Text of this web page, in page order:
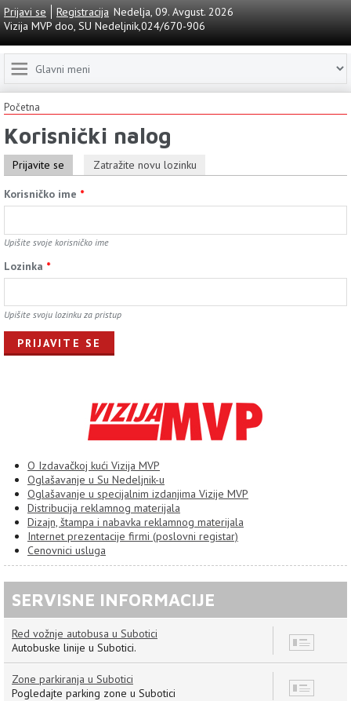
Prijavi se Registracija Nedelja, 09. Avgust. 2026
Vizija MVP doo, SU Nedeljnik,024/670-906
Početna
Korisnički nalog
Prijavite se Zatražite novu lozinku
Korisničko ime *
Upišite svoje korisničko ime
Lozinkа *
Upišite svoju lozinku za pristup
O Izdavačkoj kući Vizija MVP
Oglašavanje u Su Nedeljnik-u
Oglašavanje u specijalnim izdanjima Vizije MVP
Distribucija reklamnog materijala
Dizajn, štampa i nabavka reklamnog materijala
Internet prezentacije firmi (poslovni registar)
Cenovnici usluga
SERVISNE INFORMACIJE
Red vožnje autobusa u Subotici
Autobuske linije u Subotici.
Zone parkiranja u Subotici
Pogledajte parking zone u Subotici